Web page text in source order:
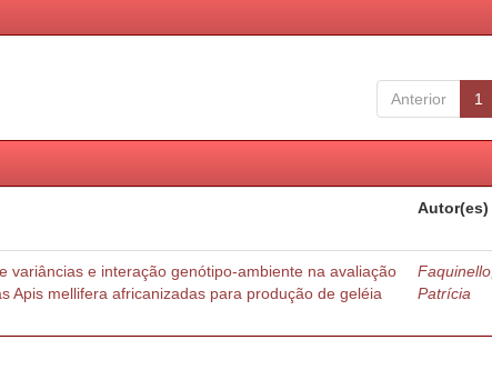
Anterior 1
Autor(es)
variâncias e interação genótipo-ambiente na avaliação
Apis mellifera africanizadas para produção de geléia
Faquinello,
Patrícia